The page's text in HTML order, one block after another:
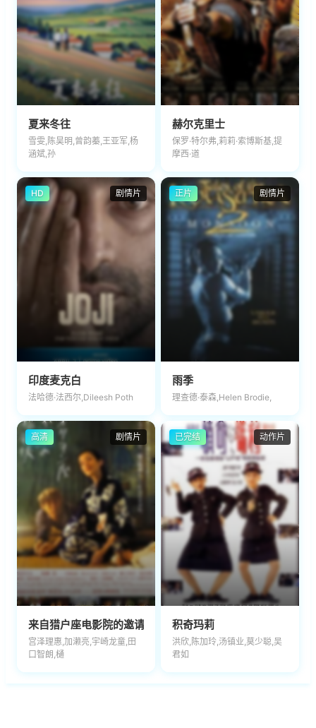
夏来冬往
雪雯,陈昊明,曾韵蓁,王亚军,杨
涵斌,孙
赫尔克里士
保罗·特尔弗,莉莉·索博斯基,提
摩西·道
剧情片
HD
印度麦克白
法哈德·法西尔,Dileesh Poth
剧情片
正片
雨季
理查德·泰森,Helen Brodie,
剧情片
高清
来自猎户座电影院的邀请
宫泽理惠,加濑亮,宇崎龙童,田
口智朗,樋
动作片
已完结
积奇玛莉
洪欣,陈加玲,汤镇业,莫少聪,吴
君如